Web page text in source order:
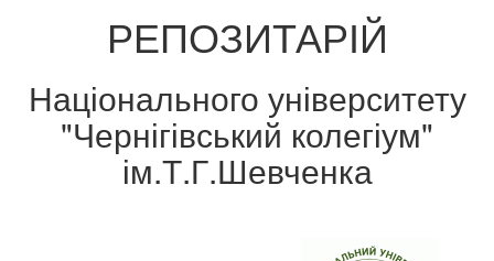
РЕПОЗИТАРІЙ
Національного університету
"Чернігівський колегіум"
ім.Т.Г.Шевченка